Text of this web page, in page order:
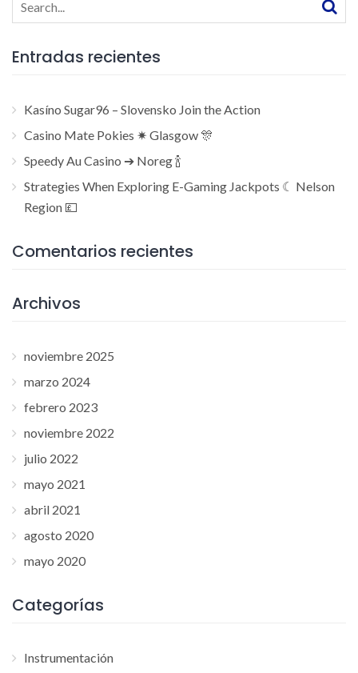
for:
Entradas recientes
Kasíno Sugar96 – Slovensko Join the Action
Casino Mate Pokies ✷ Glasgow 🎊
Speedy Au Casino ➔ Noreg 🍾
Strategies When Exploring E-Gaming Jackpots ☾ Nelson
Region 💷
Comentarios recientes
Archivos
noviembre 2025
marzo 2024
febrero 2023
noviembre 2022
julio 2022
mayo 2021
abril 2021
agosto 2020
mayo 2020
Categorías
Instrumentación